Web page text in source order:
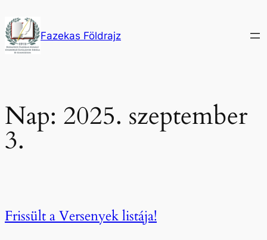
a
tartalomhoz
Fazekas Földrajz
Nap: 2025. szeptember
3.
Frissült a Versenyek listája!